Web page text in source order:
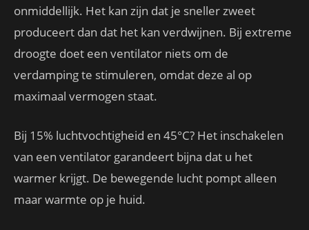
onmiddellijk. Het kan zijn dat je sneller zweet
produceert dan dat het kan verdwijnen. Bij extreme
droogte doet een ventilator niets om de
verdamping te stimuleren, omdat deze al op
maximaal vermogen staat.
Bij 15% luchtvochtigheid en 45°C? Het inschakelen
van een ventilator garandeert bijna dat u het
warmer krijgt. De bewegende lucht pompt alleen
maar warmte op je huid.